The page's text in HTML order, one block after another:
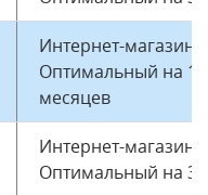
Интернет-магазин
Оптимальный на 12
месяцев
Интернет-магазин
Оптимальный на 3